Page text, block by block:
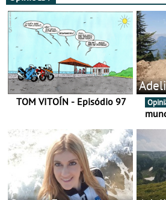
TOM VITOÍN - Episódio 97